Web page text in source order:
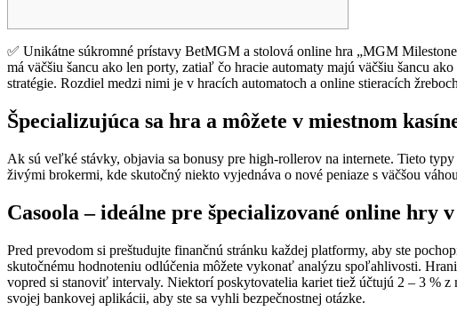
✅ Unikátne súkromné ​​prístavy BetMGM a stolová online hra „MGM
má väčšiu šancu ako len porty, zatiaľ čo hracie automaty majú väčšiu šancu
stratégie. Rozdiel medzi nimi je v hracích automatoch a online stieracích
Špecializujúca sa hra a môžete v miestnom
Ak sú veľké stávky, objavia sa bonusy pre high-rollerov na internete. Tieto
živými brokermi, kde skutočný niekto vyjednáva o nové peniaze s väčšou
Casoola – ideálne pre špecializované online hry
Pred prevodom si preštudujte finančnú stránku každej platformy, aby ste
skutočnému hodnoteniu odlúčenia môžete vykonať analýzu spoľahlivosti.
vopred si stanoviť intervaly. Niektorí poskytovatelia kariet tiež účtujú 2 – 3 %
svojej bankovej aplikácii, aby ste sa vyhli bezpečnostnej otázke.